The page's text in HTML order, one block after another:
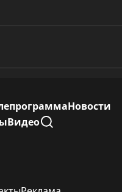
Новости
Видео